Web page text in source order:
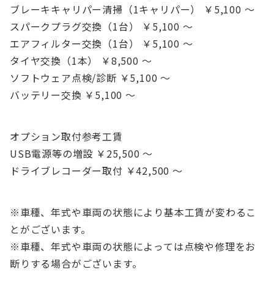
ブレーキキャリパー清掃（1キャリパー） ￥5,100 ～
スパークプラグ交換（1台） ￥5,100 ～
エアフィルター交換（1台） ￥5,100 ～
タイヤ交換（1本） ￥8,500 ～
ソフトウェア点検/診断 ￥5,100 ～
バッテリー交換 ￥5,100 ～
オプション取付参考工賃
USB電源等の増設 ￥25,500 ～
ドライブレコーダー取付 ￥42,500 ～
※車種、年式や車両の状態により基本工賃が変わるこ
とがございます。
※車種、年式や車両の状態によっては点検や修理をお
断りする場合がございます。